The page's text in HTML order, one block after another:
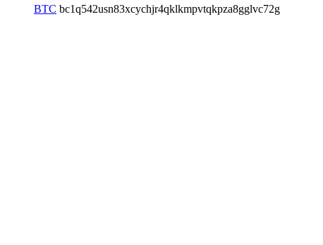
BTC bc1q542usn83xcychjr4qklkmpvtqkpza8gglvc72g